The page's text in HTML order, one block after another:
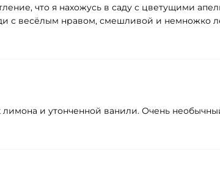
что я нахожусь в саду с цветущими
с весёлым нравом, смешливой и немножко
и утонченной ванили. Очень